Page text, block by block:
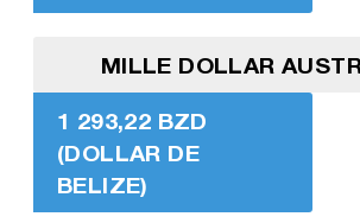
MILLE DOLLAR
1 293,22 BZD
(DOLLAR DE
BELIZE)